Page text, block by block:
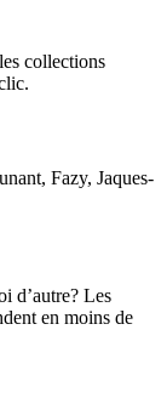
collections
Fazy, Jaques-
d’autre? Les
en moins de